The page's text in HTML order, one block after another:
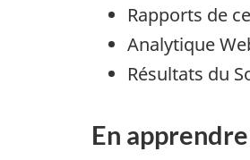
Rapports de
Analytique
Résultats du
En